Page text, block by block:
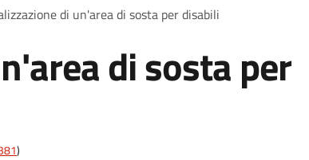
di un'area di sosta per disabili
di sosta per
)